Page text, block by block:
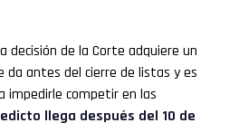
decisión de la Corte adquiere un
da antes del cierre de listas y es
impedirle competir en las
llega después del 10 de